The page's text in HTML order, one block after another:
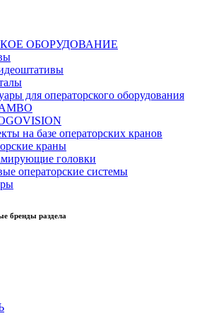
ОБОРУДОВАНИЕ
для операторского оборудования
на базе операторских кранов
краны
головки
операторские системы
бренды раздела